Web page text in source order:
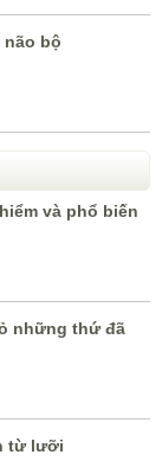
bộ
và phổ biến
những thứ đã
từ lưỡi